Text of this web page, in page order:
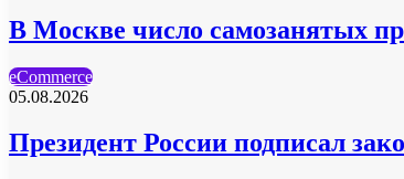
В Москве число самозанятых
eCommerce
05.08.2026
Президент России подписал